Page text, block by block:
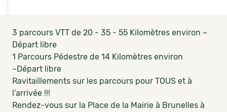
3 parcours VTT de 20 - 35 - 55 Kilomètres environ ~
Départ libre
1 Parcours Pédestre de 14 Kilomètres environ
~Départ libre
Ravitaillements sur les parcours pour TOUS et à
l’arrivée !!!
Rendez-vous sur la Place de la Mairie à Brunelles à